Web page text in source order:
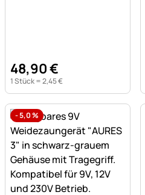
48,90€
1 Stück =2,45€
-5,0%